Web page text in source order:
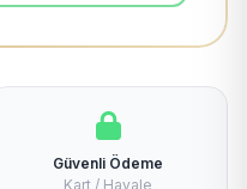
Güvenli Ödeme
Kart / Havale